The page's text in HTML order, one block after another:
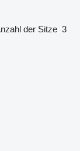
der Sitze 3